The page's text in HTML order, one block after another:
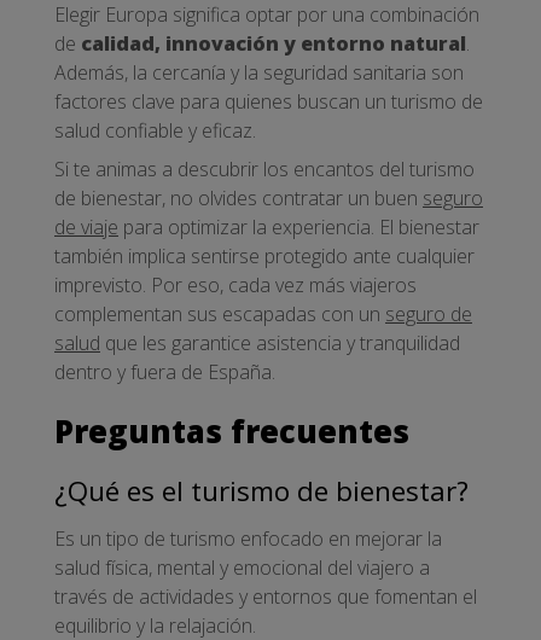
Elegir Europa significa optar por una combinación
de calidad, innovación y entorno natural.
Además, la cercanía y la seguridad sanitaria son
factores clave para quienes buscan un turismo de
salud confiable y eficaz.
Si te animas a descubrir los encantos del turismo
de bienestar, no olvides contratar un buen seguro
de viaje para optimizar la experiencia. El bienestar
también implica sentirse protegido ante cualquier
imprevisto. Por eso, cada vez más viajeros
complementan sus escapadas con un seguro de
salud que les garantice asistencia y tranquilidad
dentro y fuera de España.
Preguntas frecuentes
¿Qué es el turismo de bienestar?
Es un tipo de turismo enfocado en mejorar la
salud física, mental y emocional del viajero a
través de actividades y entornos que fomentan el
equilibrio y la relajación.